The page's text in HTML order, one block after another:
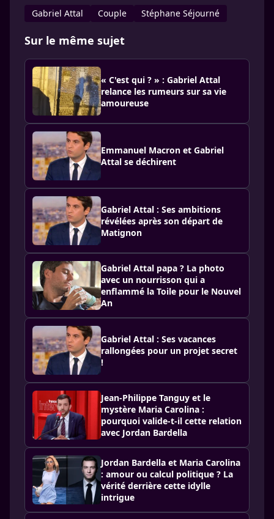
Gabriel Attal
Couple Stéphane Séjourné
Sur le même sujet
« C'est qui ? » : Gabriel Attal
relance les rumeurs sur sa vie
amoureuse
Emmanuel Macron et Gabriel
Attal se déchirent
Gabriel Attal : Ses ambitions
révélées après son départ de
Matignon
Gabriel Attal papa ? La photo
avec un nourrisson qui a
enflammé la Toile pour le Nouvel
An
Gabriel Attal : Ses vacances
rallongées pour un projet secret
!
Jean-Philippe Tanguy et le
mystère Maria Carolina :
pourquoi valide-t-il cette relation
avec Jordan Bardella
Jordan Bardella et Maria Carolina
: amour ou calcul politique ? La
vérité derrière cette idylle
intrigue